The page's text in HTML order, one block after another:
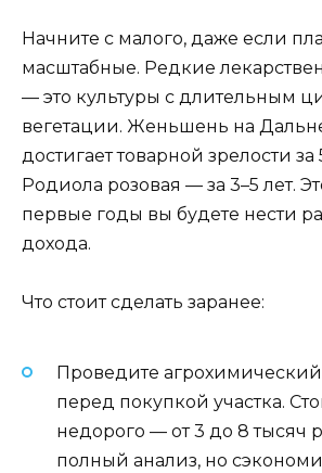
Начните с малого, даже если
масштабные. Редкие
— это культуры с длительным
вегетации. Женьшень на
достигает товарной зрелости за
Родиола розовая — за 3–5 лет.
первые годы вы будете нести
дохода.
Что стоит сделать заранее:
Проведите
перед покупкой участка.
недорого — от 3 до 8 тысяч
полный анализ, но